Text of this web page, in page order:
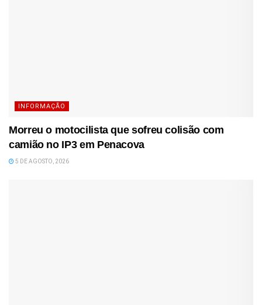
INFORMAÇÃO
Morreu o motocilista que sofreu colisão com
camião no IP3 em Penacova
5 DE AGOSTO, 2026